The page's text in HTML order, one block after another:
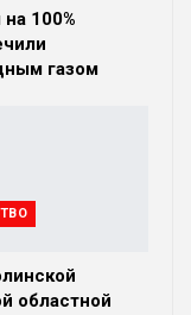
100%
газом
областной